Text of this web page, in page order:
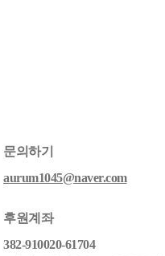
문의하기
aurum1045@naver.com
후원계좌
382-910020-61704